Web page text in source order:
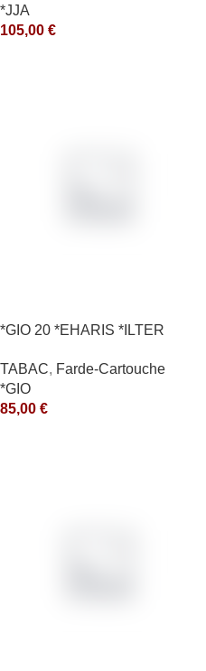
*JJA
105,00 €
*GIO 20 *EHARIS *ILTER
TABAC, Farde-Cartouche
*GIO
85,00 €